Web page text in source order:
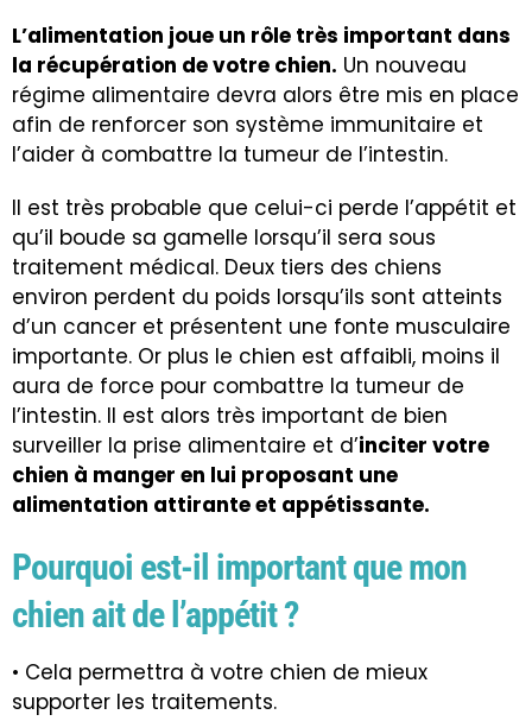
L’alimentation joue un rôle très important dans
la récupération de votre chien. Un nouveau
régime alimentaire devra alors être mis en place
afin de renforcer son système immunitaire et
l’aider à combattre la tumeur de l’intestin.
Il est très probable que celui-ci perde l’appétit et
qu’il boude sa gamelle lorsqu’il sera sous
traitement médical. Deux tiers des chiens
environ perdent du poids lorsqu’ils sont atteints
d’un cancer et présentent une fonte musculaire
importante. Or plus le chien est affaibli, moins il
aura de force pour combattre la tumeur de
l’intestin. Il est alors très important de bien
surveiller la prise alimentaire et d’inciter votre
chien à manger en lui proposant une
alimentation attirante et appétissante.
Pourquoi est-il important que mon
chien ait de l’appétit ?
• Cela permettra à votre chien de mieux
supporter les traitements.